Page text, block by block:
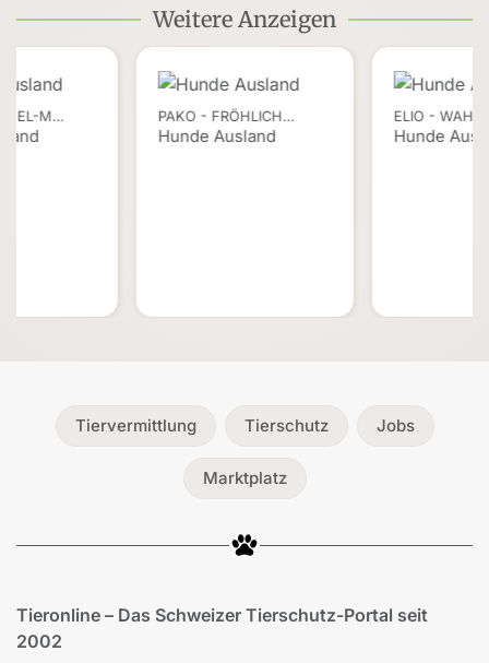
Weitere Anzeigen
PAKO - FRÖHLICH…
Hunde Ausland
ELIO -
Hunde
M…
Tiervermittlung Tierschutz Jobs
Marktplatz
Tieronline – Das Schweizer Tierschutz-Portal seit
2002